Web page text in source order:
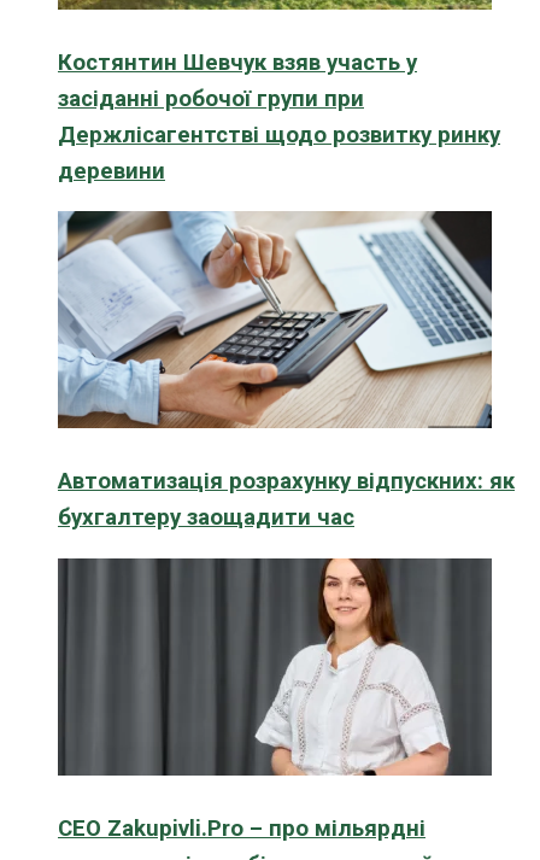
Костянтин Шевчук взяв участь у
засіданні робочої групи при
Держлісагентстві щодо розвитку ринку
деревини
Автоматизація розрахунку відпускних: як
бухгалтеру заощадити час
CEO Zakupivli.Pro – про мільярдні